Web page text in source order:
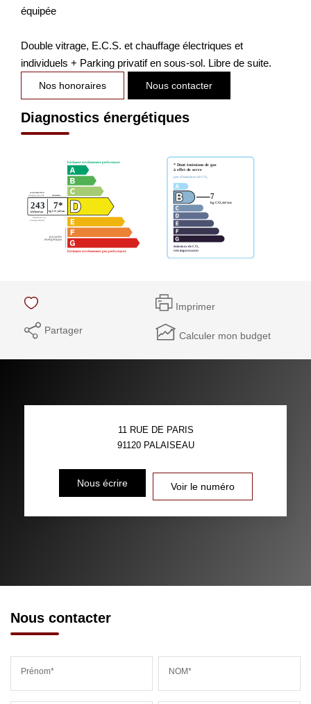
équipée
Double vitrage, E.C.S. et chauffage électriques et
individuels + Parking privatif en sous-sol. Libre de suite.
Nos honoraires Nous contacter
Diagnostics énergétiques
Imprimer
Partager Calculer mon budget
11 RUE DE PARIS
91120 PALAISEAU
Nous écrire Voir le numéro
Nous contacter
Prénom* NOM*